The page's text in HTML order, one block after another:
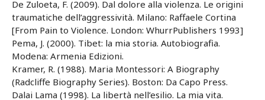
De Zuloeta, F. (2009). Dal dolore alla violenza. Le origini
traumatiche dell’aggressività. Milano: Raffaele Cortina
[From Pain to Violence. London: WhurrPublishers 1993]
Pema, J. (2000). Tibet: la mia storia. Autobiografia.
Modena: Armenia Edizioni.
Kramer, R. (1988). Maria Montessori: A Biography
(Radcliffe Biography Series). Boston: Da Capo Press.
Dalai Lama (1998). La libertà nell’esilio. La mia vita.